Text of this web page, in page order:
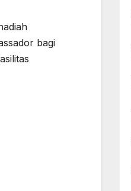
bagi